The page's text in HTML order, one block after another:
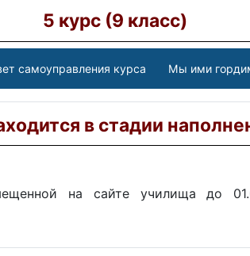
5 курс (9 класс)
самоуправления курса Мы ими
в стадии
на сайте училища до